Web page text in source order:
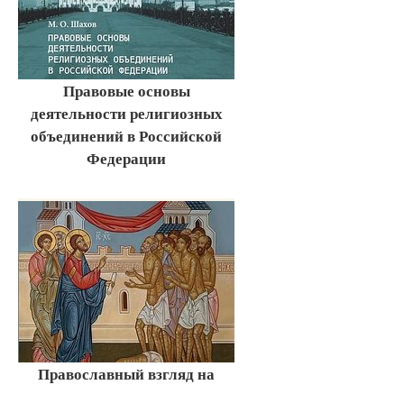
Правовые основы
деятельности религиозных
объединений в Российской
Федерации
Православный взгляд на